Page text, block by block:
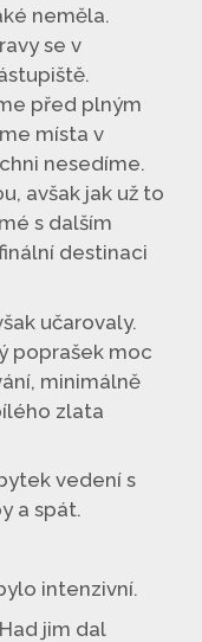
neměla.
se v
před plným
místa v
nesedíme.
avšak jak už to
s dalším
destinaci
učarovaly.
poprašek moc
minimálně
zlata
vedení s
a spát.
intenzivní.
jim dal